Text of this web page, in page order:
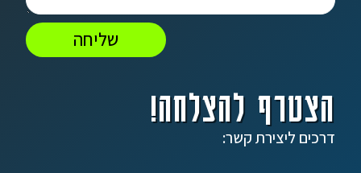
הצטרף להצלחה!
דרכים ליצירת קשר:
שליחה